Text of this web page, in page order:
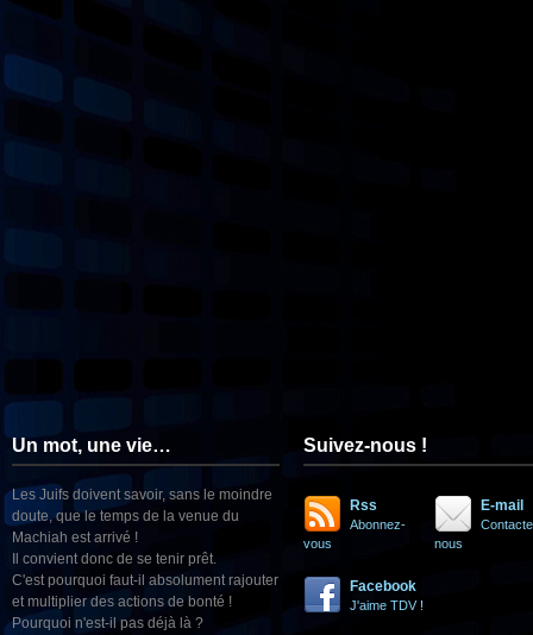
Un mot, une vie…
Les Juifs doivent savoir, sans le moindre
doute, que le temps de la venue du
Machiah est arrivé !
Il convient donc de se tenir prêt.
C'est pourquoi faut-il absolument rajouter
et multiplier des actions de bonté !
Pourquoi n'est-il pas déjà là ?
Suivez-nous !
Rss
Abonnez-
vous
E-mail
nous
Facebook
J'aime TDV !